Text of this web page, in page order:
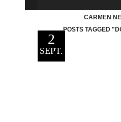
CARMEN
POSTS TAGGED
2
SEPT.